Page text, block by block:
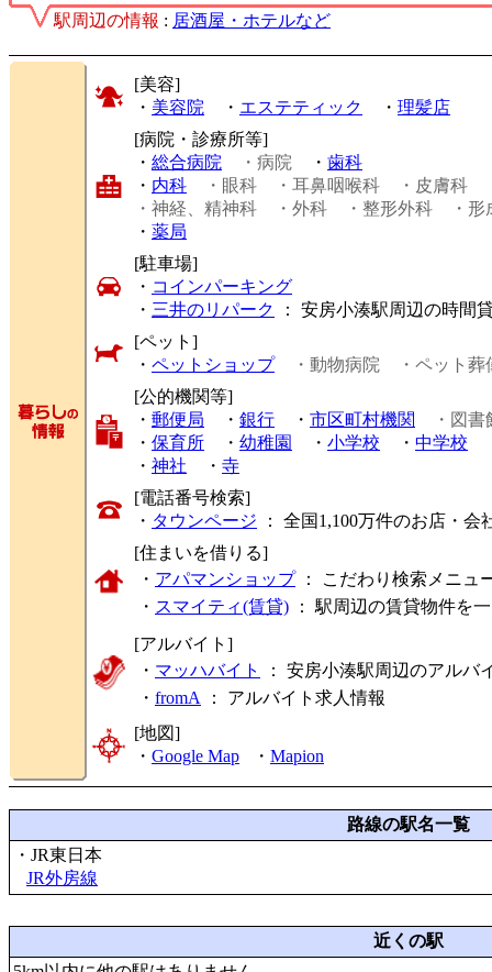
駅周辺の情報 : 居酒屋・ホテルなど
[美容]
・ 美容院 ・ エステティック ・ 理髪店
[病院・診療所等]
・ 総合病院 ・病院 ・ 歯科
・ 内科 ・眼科 ・耳鼻咽喉科 ・皮膚科
・神経、精神科
・外科 ・整形外科
・
・ 薬局
[駐車場]
・ コインパーキング
・ 三井のリパーク
： 安房小湊駅周辺の時間
[ペット]
・ ペットショップ ・動物病院
・ペット葬
[公的機関等]
・ 郵便局 ・ 銀行 ・ 市区町村機関
・図書
・ 保育所 ・ 幼稚園 ・ 小学校 ・ 中学校
・ 神社 ・ 寺
[電話番号検索]
・ タウンページ ： 全国1,100万件のお店・
[住まいを借りる]
・ アパマンショップ： こだわり検索メニュ
・ スマイティ(賃貸) ： 駅周辺の賃貸物件を
[アルバイト]
・ マッハバイト
： 安房小湊駅周辺のアルバ
・ fromA ： アルバイト求人情報
[地図]
・ Google Map ・ Mapion
路線の駅名一覧
・JR東日本
JR外房線
近くの駅